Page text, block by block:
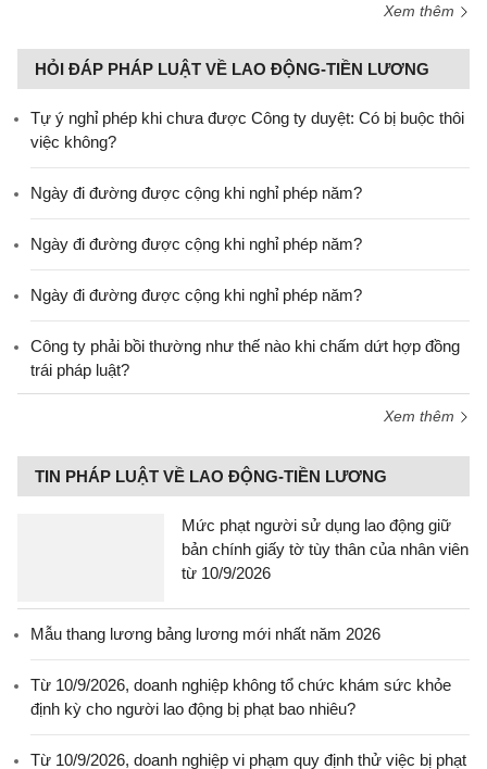
Xem thêm
HỎI ĐÁP PHÁP LUẬT VỀ LAO ĐỘNG-TIỀN LƯƠNG
Tự ý nghỉ phép khi chưa được Công ty duyệt: Có bị buộc thôi
việc không?
Ngày đi đường được cộng khi nghỉ phép năm?
Ngày đi đường được cộng khi nghỉ phép năm?
Ngày đi đường được cộng khi nghỉ phép năm?
Công ty phải bồi thường như thế nào khi chấm dứt hợp đồng
trái pháp luật?
Xem thêm
TIN PHÁP LUẬT VỀ LAO ĐỘNG-TIỀN LƯƠNG
Mức phạt người sử dụng lao động giữ
bản chính giấy tờ tùy thân của nhân viên
từ 10/9/2026
Mẫu thang lương bảng lương mới nhất năm 2026
Từ 10/9/2026, doanh nghiệp không tổ chức khám sức khỏe
định kỳ cho người lao động bị phạt bao nhiêu?
Từ 10/9/2026, doanh nghiệp vi phạm quy định thử việc bị phạt